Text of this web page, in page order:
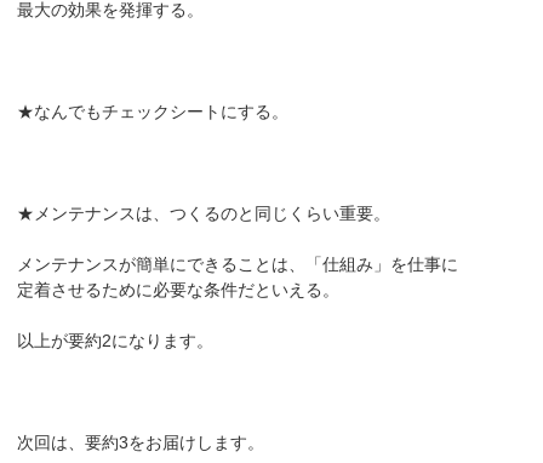
最大の効果を発揮する。
★なんでもチェックシートにする。
★メンテナンスは、つくるのと同じくらい重要。
メンテナンスが簡単にできることは、「仕組み」を仕事に
定着させるために必要な条件だといえる。
以上が要約2になります。
次回は、要約3をお届けします。